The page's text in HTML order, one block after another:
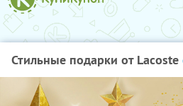
Стильные подарки от Lacoste